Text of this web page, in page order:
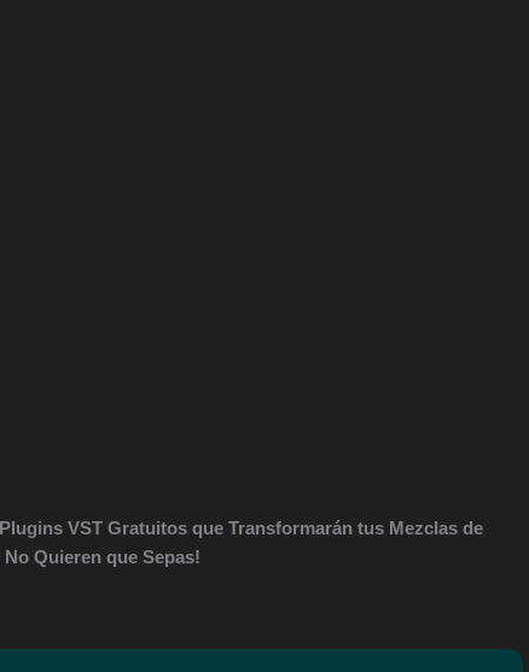
VST Gratuitos que Transformarán tus Mezclas de
Quieren que Sepas!